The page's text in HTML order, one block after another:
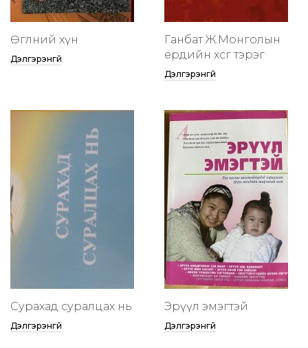
Өглөөний хүн
Дэлгэрэнгүй
Ганбат Ж.Монголын
ердийн хөсөг тэрэг
Дэлгэрэнгүй
Сурахад суралцах нь
Дэлгэрэнгүй
Эрүүл эмэгтэй
Дэлгэрэнгүй